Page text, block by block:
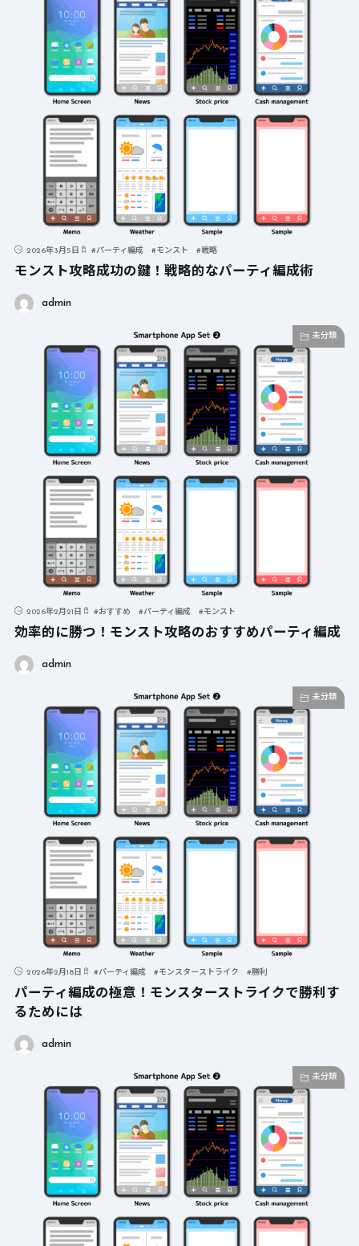
2026年3月5日 #パーティ編成 #モンスト #戦略
モンスト攻略成功の鍵！戦略的なパーティ編成術
admin
未分類
2026年2月21日 #おすすめ #パーティ編成 #モンスト
効率的に勝つ！モンスト攻略のおすすめパーティ編成
admin
未分類
2026年2月18日 #パーティ編成 #モンスターストライク #勝利
パーティ編成の極意！モンスターストライクで勝利す
るためには
admin
未分類